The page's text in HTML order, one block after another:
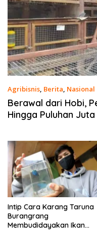
Agribisnis, Berita, Nasional
Berawal dari Hobi,
Hingga Puluhan
Intip Cara Karang Taruna
Burangrang
Membudidayakan Ikan